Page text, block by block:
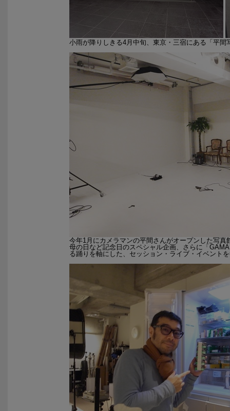
小雨が降りしきる4月中旬、東京・三宿にある「平
今年1月にカメラマンの平間さんがオープンした写
母の日など記念日のスペシャル企画、さらに「
る踊りを軸にした、セッション・ライブ・イベント